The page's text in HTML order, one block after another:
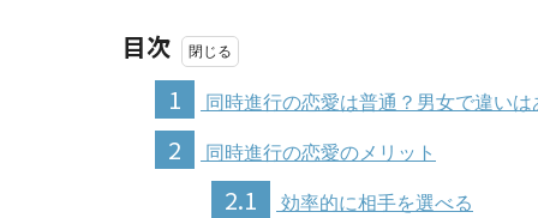
目次
1
同時進行の恋愛は普通？男女で違いは
2 同時進行の恋愛のメリット
2.1 効率的に相手を選べる